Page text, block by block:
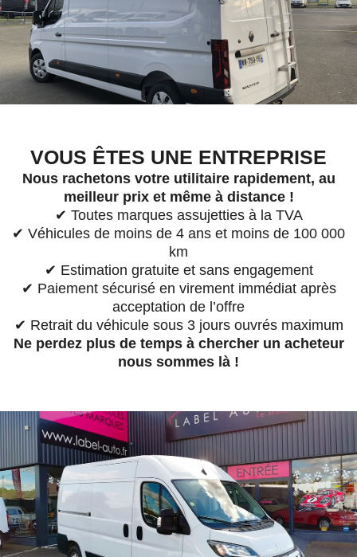
VOUS ÊTES UNE ENTREPRISE
Nous rachetons votre utilitaire rapidement, au
meilleur prix et même à distance !
✔ Toutes marques assujetties à la TVA
✔ Véhicules de moins de 4 ans et moins de 100 000
km
✔ Estimation gratuite et sans engagement
✔ Paiement sécurisé en virement immédiat après
acceptation de l’offre
✔ Retrait du véhicule sous 3 jours ouvrés maximum
Ne perdez plus de temps à chercher un acheteur
nous sommes là !